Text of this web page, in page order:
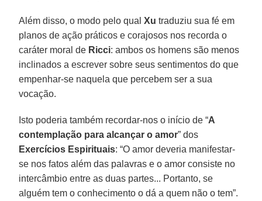
Além disso, o modo pelo qualXu traduziu sua fé em
planos de ação práticos e corajosos nos recorda o
caráter moral de Ricci: ambos os homens são menos
inclinados a escrever sobre seus sentimentos do que
empenhar-se naquela que percebem ser a sua
vocação.
Isto poderia também recordar-nos o início de “A
contemplação para alcançar o amor” dos
Exercícios Espirituais: “O amor deveria manifestar-
se nos fatos além das palavras e o amor consiste no
intercâmbio entre as duas partes... Portanto, se
alguém tem o conhecimento o dá a quem não o tem”.